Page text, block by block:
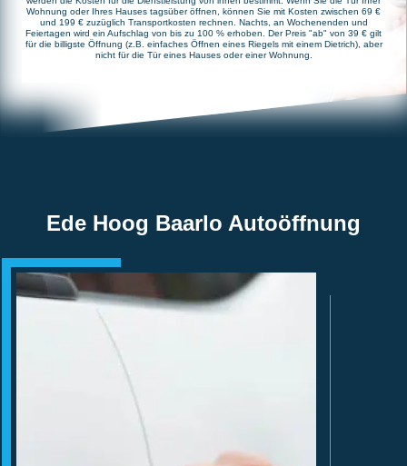
Wohnung oder Ihres Hauses tagsüber öffnen, können Sie mit Kosten zwischen 69 €
und 199 € zuzüglich Transportkosten rechnen. Nachts, an Wochenenden und
Feiertagen wird ein Aufschlag von bis zu 100 % erhoben. Der Preis "ab" von 39 € gilt
für die billigste Öffnung (z.B. einfaches Öffnen eines Riegels mit einem Dietrich), aber
nicht für die Tür eines Hauses oder einer Wohnung.
Ede Hoog Baarlo Autoöffnung